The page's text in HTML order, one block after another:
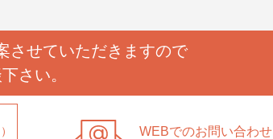
させていただきますので
さい。
WEBでのお問い合わせ